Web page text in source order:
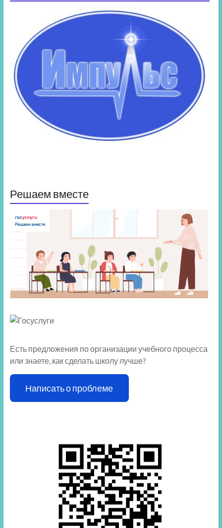
Решаем вместе
Есть предложения по организации учебного процесса
или знаете, как сделать школу лучше?
Написать о проблеме